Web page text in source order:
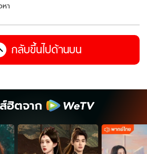
า
กลับขึ้นไปด้านบน
ฮิตจาก